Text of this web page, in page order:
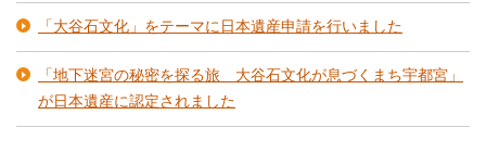
「大谷石文化」をテーマに日本遺産申請を行いました
「地下迷宮の秘密を探る旅 大谷石文化が息づくまち宇都宮」
が日本遺産に認定されました